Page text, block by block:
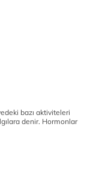
bazı aktiviteleri
denir. Hormonlar